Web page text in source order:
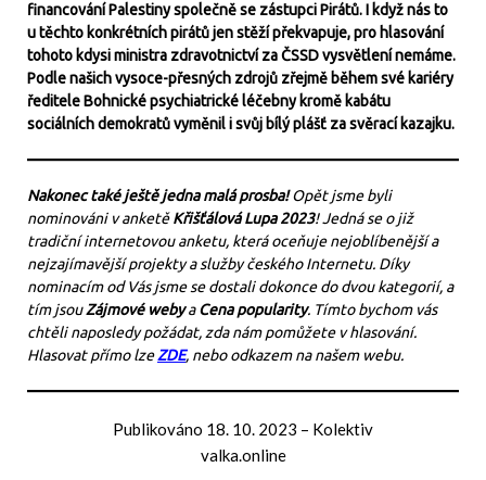
financování Palestiny společně se zástupci Pirátů. I když nás to
u těchto konkrétních pirátů jen stěží překvapuje, pro hlasování
tohoto kdysi ministra zdravotnictví za ČSSD vysvětlení nemáme.
Podle našich vysoce-přesných zdrojů zřejmě během své kariéry
ředitele Bohnické psychiatrické léčebny kromě kabátu
sociálních demokratů vyměnil i svůj bílý plášť za svěrací kazajku.
Nakonec také ještě jedna malá prosba!Opět jsme byli
nominováni v anketěKřišťálová Lupa 2023! Jedná se o již
tradiční internetovou anketu, která oceňuje nejoblíbenější a
nejzajímavější projekty a služby českého Internetu. Díky
nominacím od Vás jsme se dostali dokonce do dvou kategorií, a
tím jsouZájmové webyaCena popularity. Tímto bychom vás
chtěli naposledy požádat, zda nám pomůžete v hlasování.
Hlasovat přímo lzeZDE, nebo odkazem na našem webu.
Publikováno 18. 10. 2023 – Kolektiv
valka.online